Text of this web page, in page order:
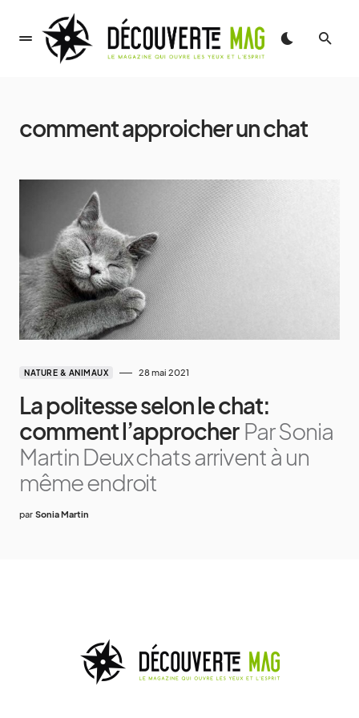
comment approicher un chat
NATURE & ANIMAUX 28 mai 2021
La politesse selon le chat:
comment l’approcher Par Sonia
Martin Deux chats arrivent à un
même endroit
par Sonia Martin